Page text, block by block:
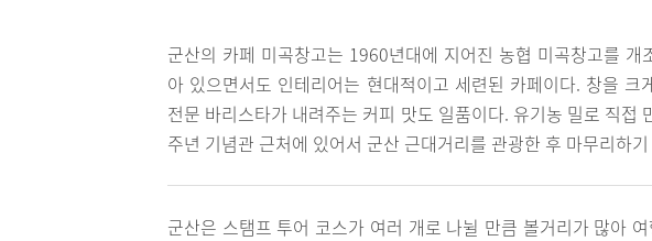
군산의 카페 미곡창고는 1960년대에 지어진 농협 미곡창고를
아 있으면서도 인테리어는 현대적이고 세련된 카페이다. 창을
전문 바리스타가 내려주는 커피 맛도 일품이다. 유기농 밀로 직접
주년 기념관 근처에 있어서 군산 근대거리를 관광한 후 마무리하
군산은 스탬프 투어 코스가 여러 개로 나뉠 만큼 볼거리가 많아